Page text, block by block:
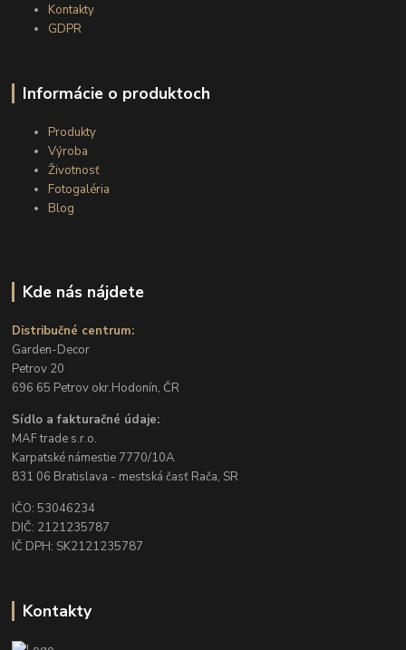
Kontakty
GDPR
Informácie o produktoch
Produkty
Výroba
Životnosť
Fotogaléria
Blog
Kde nás nájdete
Distribučné centrum:
Garden-Decor
Petrov 20
696 65 Petrov okr.Hodonín, ČR
Sídlo a fakturačné údaje:
MAF trade s.r.o.
Karpatské námestie 7770/10A
831 06 Bratislava - mestská časť Rača, SR
IČO: 53046234
DIČ: 2121235787
IČ DPH: SK2121235787
Kontakty